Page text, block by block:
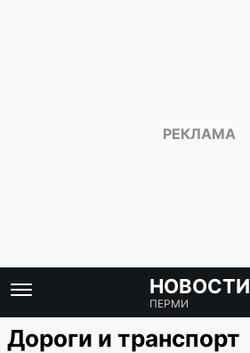
НОВОСТИ
ПЕРМИ
Дороги и транспорт